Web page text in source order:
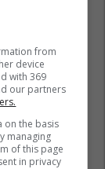
from
device
with 369
our partners
on the basis
managing
of this page
in privacy